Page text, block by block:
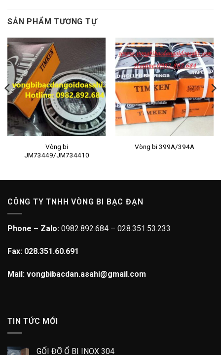
SẢN PHẨM TƯƠNG TỰ
Vòng bi
JM73449/JM734410
Vòng bi 399A/394A
CÔNG TY TNHH VÒNG BI BẠC ĐẠN
Phone – Zalo: 0982.892.684 – 028.351.53.233
Fax: 028.351.60.691
Mail: vongbibacdan.asahi@gmail.com
TIN TỨC MỚI
GỐI ĐỠ Ổ BI INOX 304